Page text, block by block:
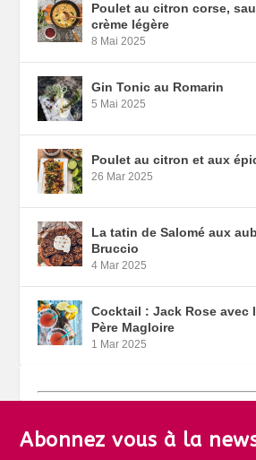
Poulet au citron corse,
crème légère
8 Mai 2025
Gin Tonic au Romarin
5 Mai 2025
Poulet au citron et aux
26 Mar 2025
La tatin de Salomé aux
Bruccio
4 Mar 2025
Cocktail : Jack Rose avec
Père Magloire
1 Mar 2025
Abonnez vous à la